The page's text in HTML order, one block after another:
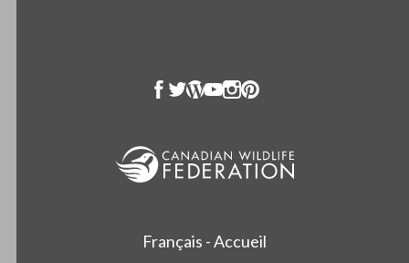
Français - Accueil